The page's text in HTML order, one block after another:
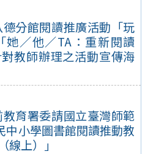
分館閱讀推廣活動「玩
／他／TA：重新閱讀
教師辦理之活動宣傳海
育署委請國立臺灣師範
中小學圖書館閱讀推動教
上）」